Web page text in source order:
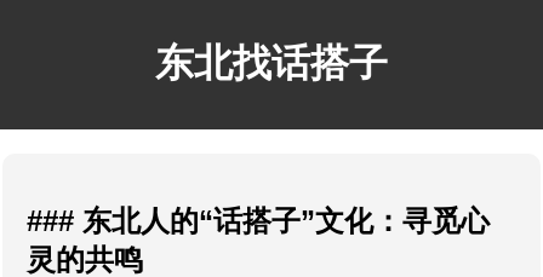
东北找话搭子
### 东北人的“话搭子”文化：寻觅心
灵的共鸣